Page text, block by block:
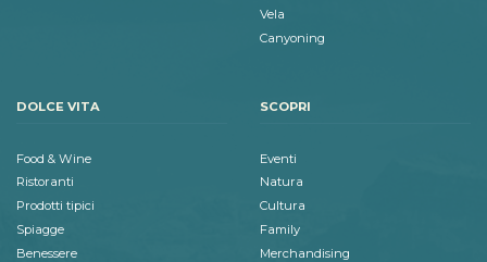
Vela
Canyoning
DOLCE VITA
Food & Wine
Ristoranti
Prodotti tipici
Spiagge
Benessere
SCOPRI
Eventi
Natura
Cultura
Family
Merchandising